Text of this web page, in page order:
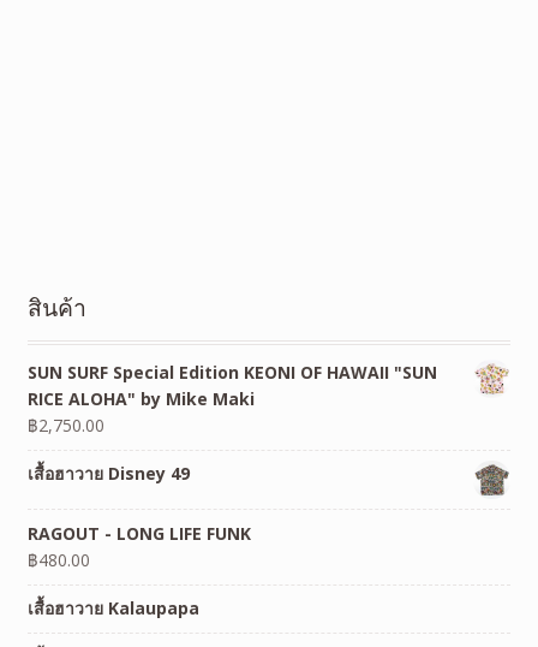
สินค้า
SUN SURF Special Edition KEONI OF HAWAII "SUN
RICE ALOHA" by Mike Maki
฿2,750.00
เสื้อฮาวาย Disney 49
RAGOUT - LONG LIFE FUNK
฿480.00
เสื้อฮาวาย Kalaupapa